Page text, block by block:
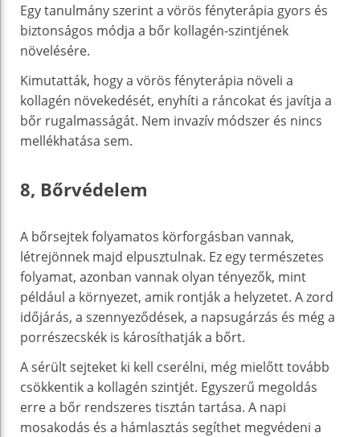
Egy tanulmány szerint a vörös fényterápia gyors és
biztonságos módja a bőr kollagén-szintjének
növelésére.
Kimutatták, hogy a vörös fényterápia növeli a
kollagén növekedését, enyhíti a ráncokat és javítja a
bőr rugalmasságát. Nem invazív módszer és nincs
mellékhatása sem.
8, Bőrvédelem
A bőrsejtek folyamatos körforgásban vannak,
létrejönnek majd elpusztulnak. Ez egy természetes
folyamat, azonban vannak olyan tényezők, mint
például a környezet, amik rontják a helyzetet. A zord
időjárás, a szennyeződések, a napsugárzás és még a
porrészecskék is károsíthatják a bőrt.
A sérült sejteket ki kell cserélni, még mielőtt tovább
csökkentik a kollagén szintjét. Egyszerű megoldás
erre a bőr rendszeres tisztán tartása. A napi
mosakodás és a hámlasztás segíthet megvédeni a